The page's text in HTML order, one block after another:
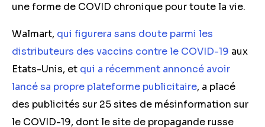
une forme de COVID chronique pour toute la vie.
Walmart, qui figurera sans doute parmi les
distributeurs des vaccins contre le COVID-19 aux
Etats-Unis, et qui a récemment annoncé avoir
lancé sa propre plateforme publicitaire, a placé
des publicités sur 25 sites de mésinformation sur
le COVID-19, dont le site de propagande russe